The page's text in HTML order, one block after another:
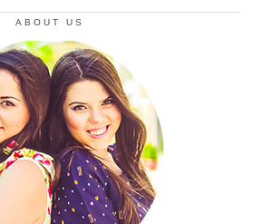
ABOUT US